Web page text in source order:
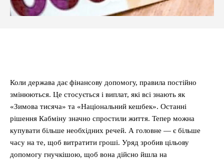
Коли держава дає фінансову допомогу, правила постійно
змінюються. Це стосується і виплат, які всі знають як
«Зимова тисяча» та «Національний кешбек». Останні
рішення Кабміну значно спростили життя. Тепер можна
купувати більше необхідних речей. А головне — є більше
часу на те, щоб витратити гроші. Уряд зробив цільову
допомогу гнучкішою, щоб вона дійсно йшла на